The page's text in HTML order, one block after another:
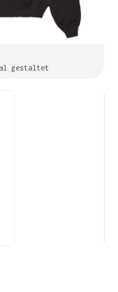
gestaltet